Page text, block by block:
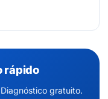
rápido
gratuito.